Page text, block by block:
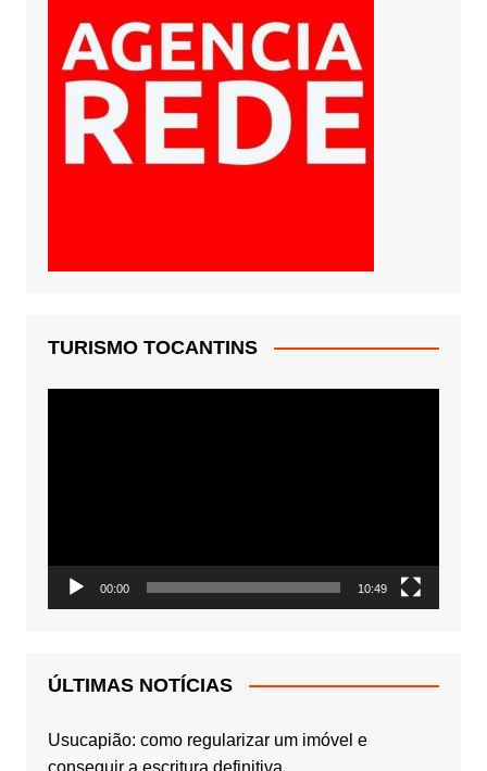
TURISMO TOCANTINS
00:00 10:49
ÚLTIMAS NOTÍCIAS
Usucapião: como regularizar um imóvel e
conseguir a escritura definitiva